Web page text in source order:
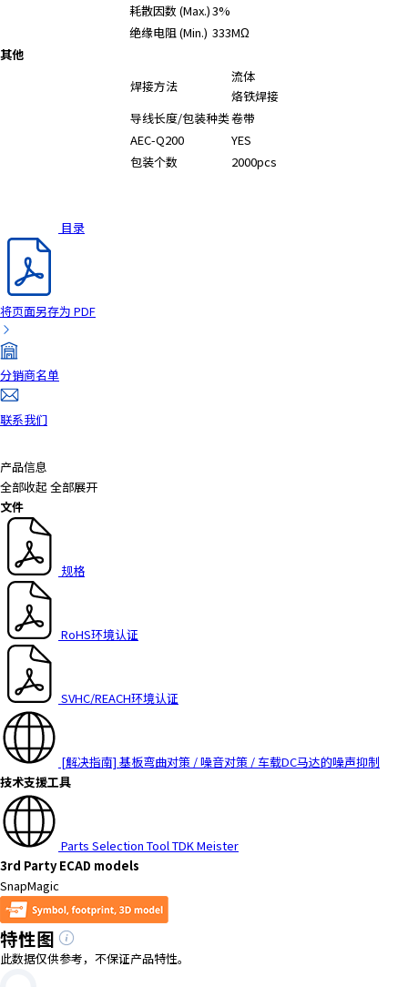
耗散因数 (Max.)3%
绝缘电阻 (Min.) 333MΩ
其他
焊接方法
流体
烙铁焊接
导线长度/包装种类卷带
AEC-Q200
YES
包装个数
2000pcs
目录
将页面另存为 PDF
分销商名单
联系我们
产品信息
全部收起 全部展开
文件
规格
RoHS环境认证
SVHC/REACH环境认证
[解决指南] 基板弯曲对策 / 噪音对策 / 车载DC马达的噪声抑制
技术支援工具
Parts Selection Tool TDK Meister
3rd Party ECAD models
SnapMagic
特性图
此数据仅供参考，不保证产品特性。